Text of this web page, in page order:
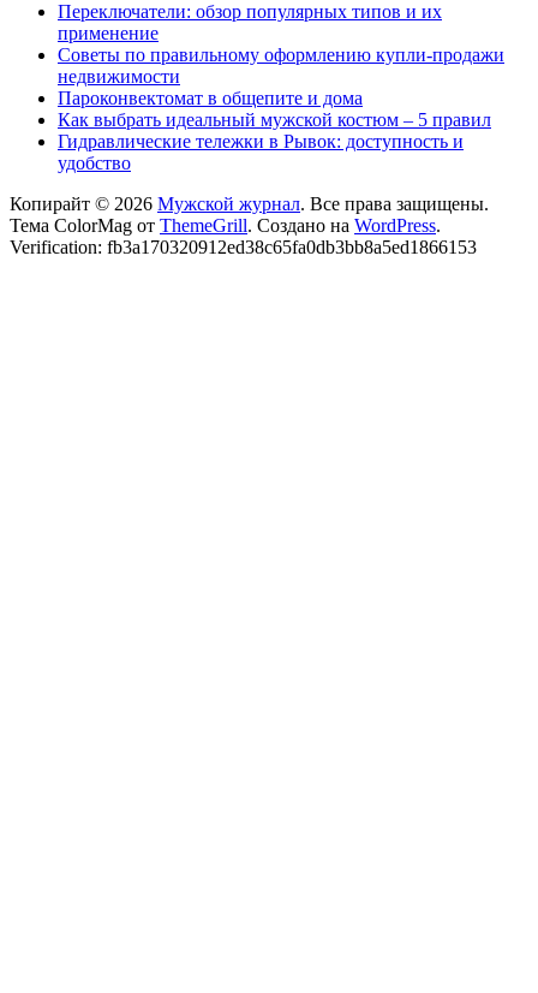
Переключатели: обзор популярных типов и их
применение
Советы по правильному оформлению купли-продажи
недвижимости
Пароконвектомат в общепите и дома
Как выбрать идеальный мужской костюм – 5 правил
Гидравлические тележки в Рывок: доступность и
удобство
Копирайт © 2026 Мужской журнал. Все права защищены.
Тема ColorMag от ThemeGrill. Создано на WordPress.
Verification: fb3a170320912ed38c65fa0db3bb8a5ed1866153